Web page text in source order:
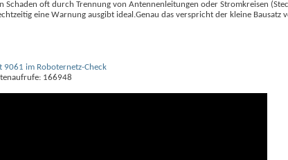
Schaden oft durch Trennung von Antennenleitungen oder Stromkreisen
eine Warnung ausgibt ideal.Genau das verspricht der kleine Bausatz
9061 im Roboternetz-Check
166948